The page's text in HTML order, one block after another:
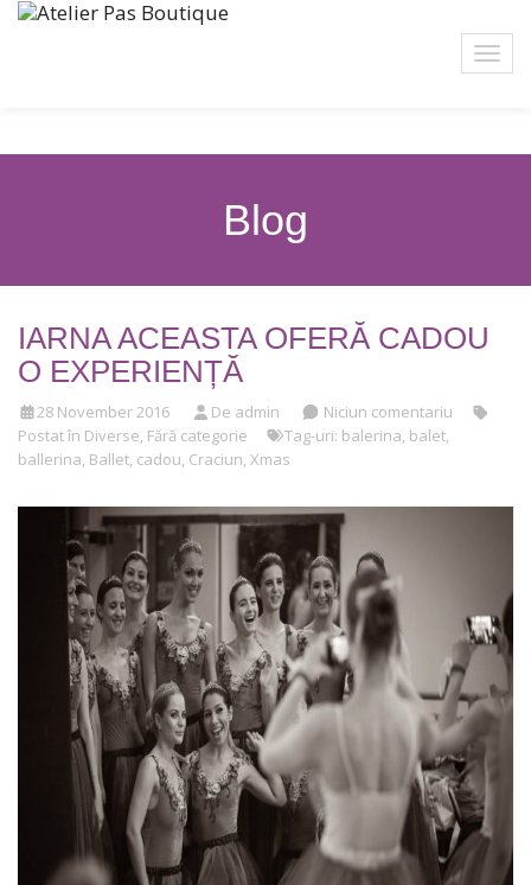
Blog
IARNA ACEASTA OFERĂ CADOU
O EXPERIENȚĂ
28 November 2016 De admin
Niciun comentariu
Postat în Diverse, Fără categorie Tag-uri: balerina, balet,
ballerina, Ballet, cadou, Craciun, Xmas